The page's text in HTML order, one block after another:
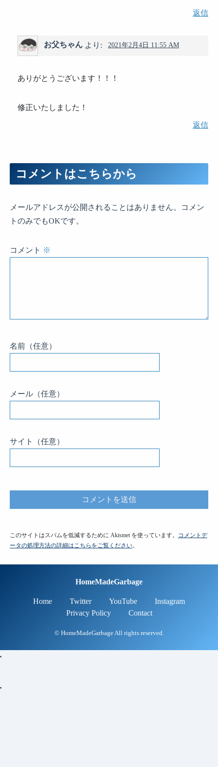
返信
お父ちゃん より: 2021年2月4日 11:55 AM
ありがとうございます！！！
修正いたしました！
返信
コメントはこちらから
メールアドレスが公開されることはありません。コメン
トのみでもOKです。
コメント ※
名前 （任意）
メール （任意）
サイト （任意）
このサイトはスパムを低減するために Akismet を使っています。
コメントデ
ータの処理方法の詳細はこちらをご覧ください。
HomeMadeGarbage
Home Twitter YouTube
Instagram
Privacy Policy
Contact
© HomeMadeGarbage All rights reserved.